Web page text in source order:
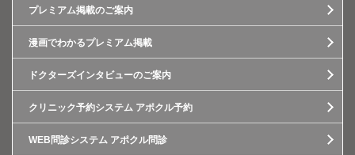
プレミアム掲載のご案内
漫画でわかるプレミアム掲載
ドクターズインタビューのご案内
クリニック予約システム アポクル予約
WEB問診システム アポクル問診